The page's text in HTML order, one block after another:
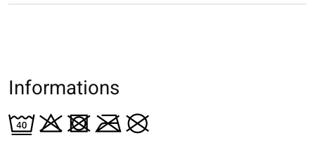
Informations